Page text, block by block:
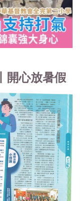
開心放暑假